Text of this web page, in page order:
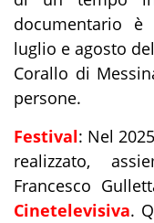
documentario
luglio e agosto
Corallo di
persone.
Festival: Nel
realizzato,
Francesco
Cinetelevisiva.